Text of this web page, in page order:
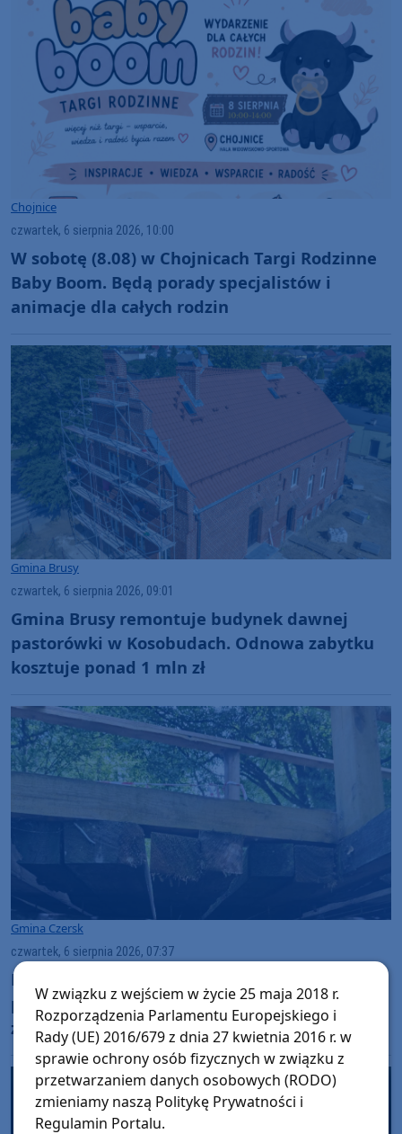
Chojnice
czwartek, 6 sierpnia 2026, 10:00
W sobotę (8.08) w Chojnicach Targi Rodzinne
Baby Boom. Będą porady specjalistów i
animacje dla całych rodzin
Gmina Brusy
czwartek, 6 sierpnia 2026, 09:01
Gmina Brusy remontuje budynek dawnej
pastorówki w Kosobudach. Odnowa zabytku
kosztuje ponad 1 mln zł
Gmina Czersk
czwartek, 6 sierpnia 2026, 07:37
Most we Wiecku uszkodzony przez ciężki
pojazd. Trwa szukanie sprawców, a burmistrz
zapowiada montaż bramownicy
W związku z wejściem w życie 25 maja 2018 r.
Rozporządzenia Parlamentu Europejskiego i
Rady (UE) 2016/679 z dnia 27 kwietnia 2016 r. w
sprawie ochrony osób fizycznych w związku z
przetwarzaniem danych osobowych (RODO)
zmieniamy naszą Politykę Prywatności i
Regulamin Portalu.